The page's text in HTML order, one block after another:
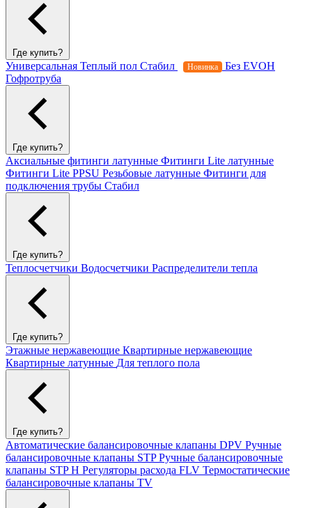
Где купить?
Универсальная Теплый пол Стабил Новинка
Без EVOH
Гофротруба
Где купить?
Аксиальные фитинги латунные Фитинги Lite латунные
Фитинги Lite PPSU Резьбовые латунные Фитинги для
подключения трубы Стабил
Где купить?
Теплосчетчики Водосчетчики Распределители тепла
Где купить?
Этажные нержавеющие Квартирные нержавеющие
Квартирные латунные Для теплого пола
Где купить?
Автоматические балансировочные клапаны DPV Ручные
балансировочные клапаны STPРучные балансировочные
клапаны STP H Регуляторы расхода FLV Термостатические
балансировочные клапаны TV